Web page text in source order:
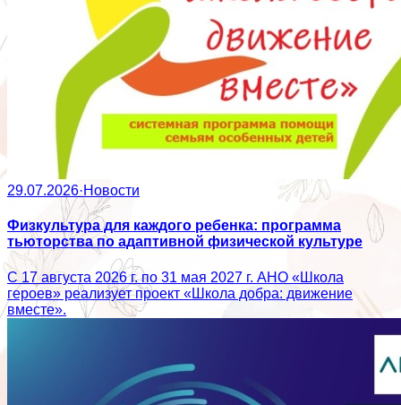
29.07.2026·Новости
Физкультура для каждого ребенка: программа
тьюторства по адаптивной физической культуре
С 17 августа 2026 г. по 31 мая 2027 г. АНО «Школа
героев» реализует проект «Школа добра: движение
вместе».